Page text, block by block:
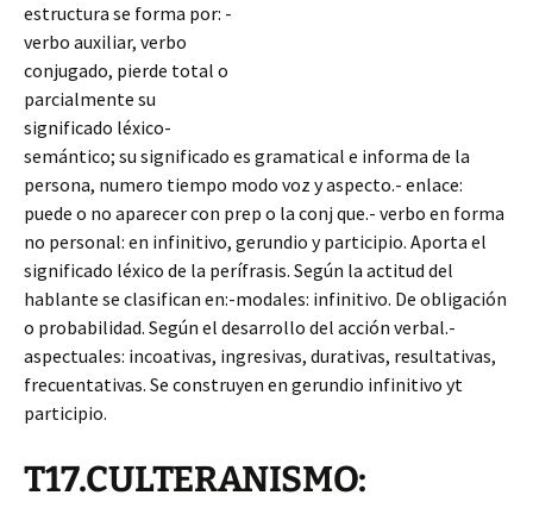
estructura se forma por: -
verbo auxiliar, verbo
conjugado, pierde total o
parcialmente su
significado léxico-
semántico; su significado es gramatical e informa de la
persona, numero tiempo modo voz y aspecto.- enlace:
puede o no aparecer con prep o la conj que.- verbo en forma
no personal: en infinitivo, gerundio y participio. Aporta el
significado léxico de la perífrasis. Según la actitud del
hablante se clasifican en:-modales: infinitivo. De obligación
o probabilidad. Según el desarrollo del acción verbal.-
aspectuales: incoativas, ingresivas, durativas, resultativas,
frecuentativas. Se construyen en gerundio infinitivo yt
participio.
T17.CULTERANISMO: